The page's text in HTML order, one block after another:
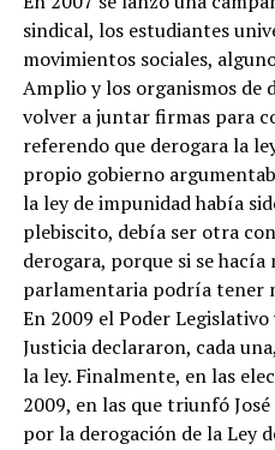
sindical, los estudiantes
movimientos sociales,
Amplio y los organismos de
volver a juntar firmas para
referendo que derogara la
propio gobierno
la ley de impunidad había
plebiscito, debía ser otra
derogara, porque si se
parlamentaria podría tener
En 2009 el Poder
Justicia declararon, cada
la ley. Finalmente, en las
2009, en las que triunfó
por la derogación de la Ley